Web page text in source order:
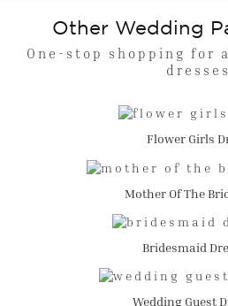
Other Wedding
One-stop shopping for
dresses
Flower Girls
Mother Of The
Bridesmaid
Wedding Guest